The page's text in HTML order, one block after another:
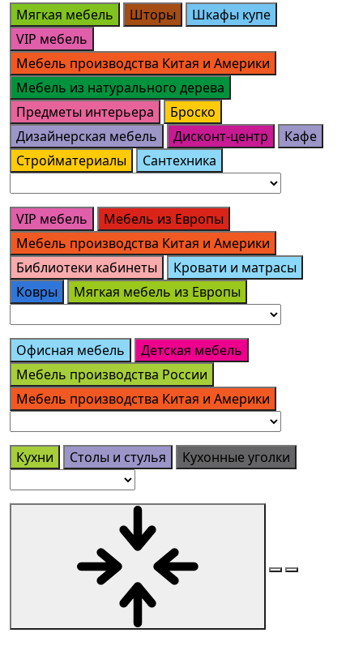
Мягкая мебель Шторы
Шкафы купе
VIP мебель
Мебель производства Китая и Америки
Мебель из натурального дерева
Предметы интерьера
Броско
Дизайнерская мебель
Дисконт-центр
Кафе
Стройматериалы
Сантехника
VIP мебель
Мебель из Европы
Мебель производства Китая и Америки
Библиотеки кабинеты
Кровати и матрасы
Ковры
Мягкая мебель из Европы
Офисная мебель
Детская мебель
Мебель производства России
Мебель производства Китая и Америки
Кухни Столы и стулья Кухонные уголки